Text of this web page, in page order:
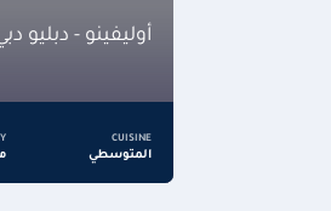
أوليفينو - دبليو
CUISINE
المتوسطي